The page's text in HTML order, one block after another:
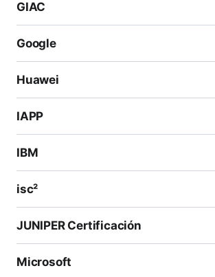
GIAC
Google
Huawei
IAPP
IBM
isc²
JUNIPER Certificación
Microsoft